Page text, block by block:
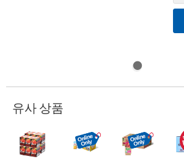
유사 상품